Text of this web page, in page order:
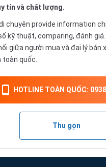
tín và chất lượng.
chuyên provide information
kỹ thuật, comparing, đánh
giữa người mua và đại lý bán
quốc.
HOTLINE TOÀN QUỐC:
Thu gọn